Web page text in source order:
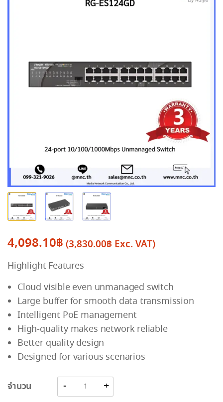
4,098.10฿ (3,830.00฿ Exc. VAT)
Highlight Features
Cloud visible even unmanaged switch
Large buffer for smooth data transmission
Intelligent PoE management
High-quality makes network reliable
Better quality design
Designed for various scenarios
จำนวน